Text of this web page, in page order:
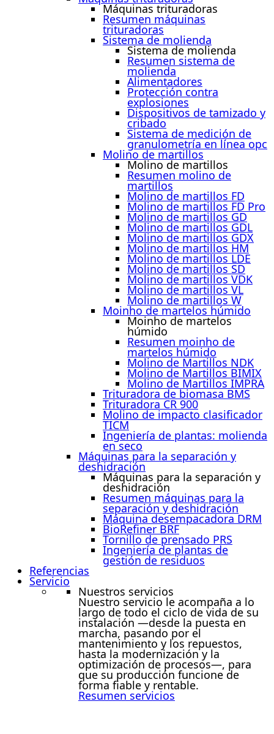
Máquinas trituradoras
Resumen máquinas
trituradoras
Sistema de molienda
Sistema de molienda
Resumen sistema de
molienda
Alimentadores
Protección contra
explosiones
Dispositivos de tamizado y
cribado
Sistema de medición de
granulometría en línea opc
Molino de martillos
Molino de martillos
Resumen molino de
martillos
Molino de martillos FD
Molino de martillos FD Pro
Molino de martillos GD
Molino de martillos GDL
Molino de martillos GDX
Molino de martillos HM
Molino de martillos LDE
Molino de martillos SD
Molino de martillos VDK
Molino de martillos VL
Molino de martillos W
Moinho de martelos húmido
Moinho de martelos
húmido
Resumen moinho de
martelos húmido
Molino de Martillos NDK
Molino de Martillos BIMIX
Molino de Martillos IMPRA
Trituradora de biomasa BMS
Trituradora CR 900
Molino de impacto clasificador
TICM
Ingeniería de plantas: molienda
en seco
Máquinas para la separación y
deshidración
Máquinas para la separación y
deshidración
Resumen máquinas para la
separación y deshidración
Máquina desempacadora DRM
BioRefiner BRF
Tornillo de prensado PRS
Ingeniería de plantas de
gestión de residuos
Referencias
Servicio
Nuestros servicios
Nuestro servicio le acompaña a lo
largo de todo el ciclo de vida de su
instalación —desde la puesta en
marcha, pasando por el
mantenimiento y los repuestos,
hasta la modernización y la
optimización de procesos—, para
que su producción funcione de
forma fiable y rentable.
Resumen servicios